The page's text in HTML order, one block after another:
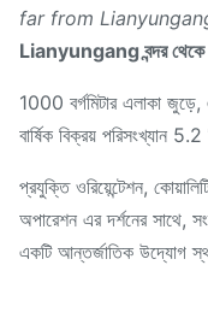
far from
Lianyungang বন্দর থেকে
1000 বর্গমিটার এলাকা জুড়ে,
বার্ষিক বিক্রয় পরিসংখ্যান 5.2
প্রযুক্তি ওরিয়েন্টেশন,
অপারেশন এর দর্শনের সাথে,
একটি আন্তর্জাতিক উদ্যোগ